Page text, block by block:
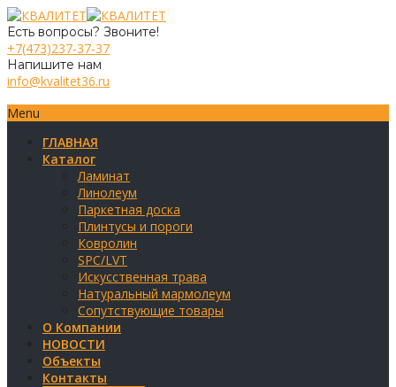
Есть вопросы? Звоните!
+7(473)237-37-37
Напишите нам
info@kvalitet36.ru
Menu
ГЛАВНАЯ
Каталог
Ламинат
Линолеум
Паркетная доска
Плинтусы и пороги
Ковролин
SPC/LVT
Искусственная трава
Натуральный мармолеум
Сопутствующие товары
О Компании
НОВОСТИ
Объекты
Контакты